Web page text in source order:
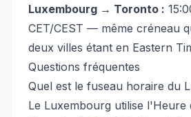
Luxembourg → Toronto :
CET/CEST — même créneau
deux villes étant en Eastern
Questions fréquentes
Quel est le fuseau horaire du
Le Luxembourg utilise l'Heure